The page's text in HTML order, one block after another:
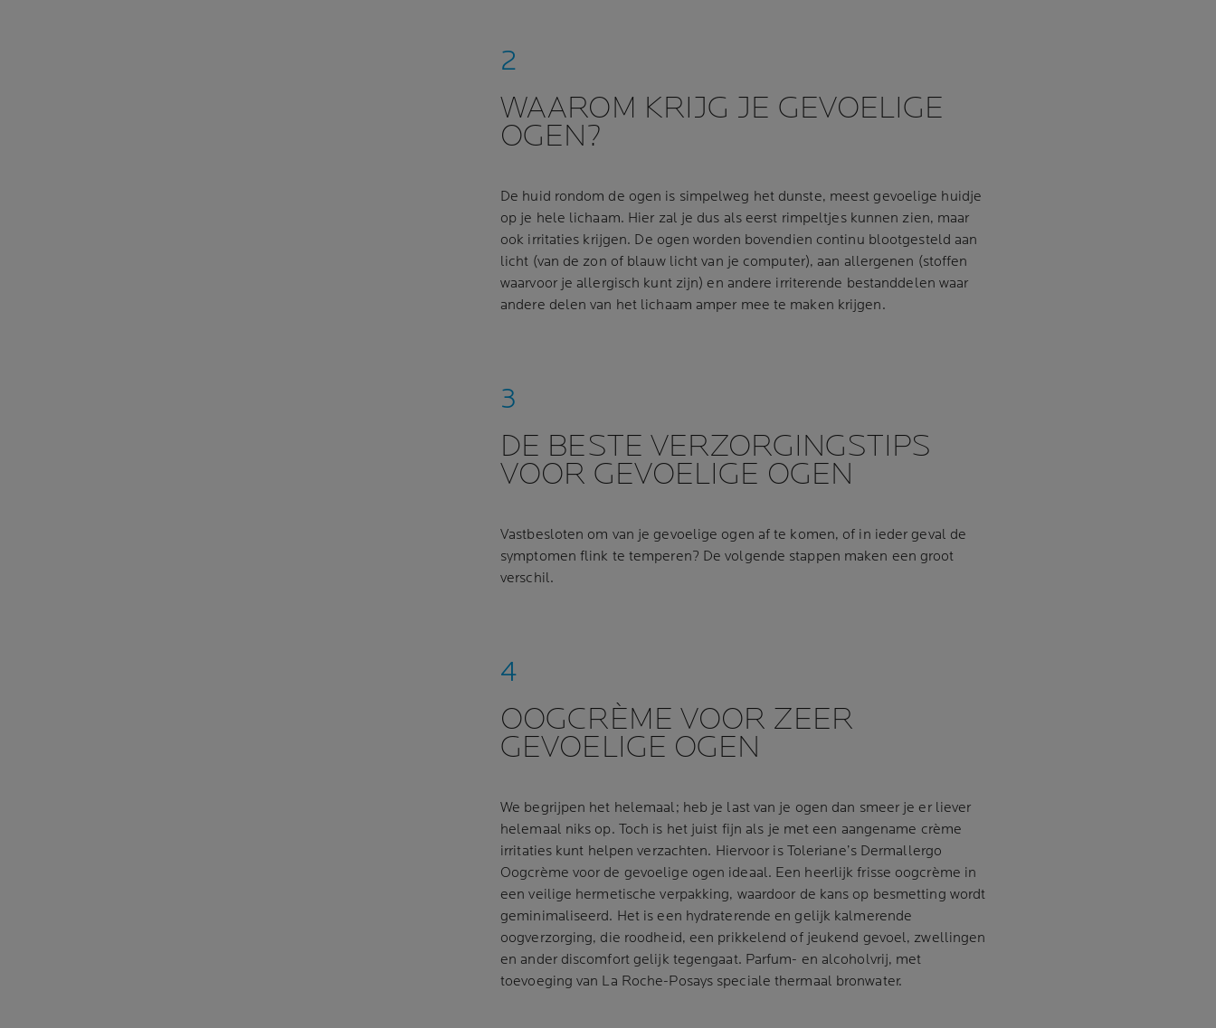
WAAROM KRIJG JE GEVOELIGE
OGEN?
De huid rondom de ogen is simpelweg het dunste, meest gevoelige huidje
op je hele lichaam. Hier zal je dus als eerst rimpeltjes kunnen zien, maar
ook irritaties krijgen. De ogen worden bovendien continu blootgesteld aan
licht (van de zon of blauw licht van je computer), aan allergenen (stoffen
waarvoor je allergisch kunt zijn) en andere irriterende bestanddelen waar
andere delen van het lichaam amper mee te maken krijgen.
DE BESTE VERZORGINGSTIPS
VOOR GEVOELIGE OGEN
Vastbesloten om van je gevoelige ogen af te komen, of in ieder geval de
symptomen flink te temperen? De volgende stappen maken een groot
verschil.
OOGCRÈME VOOR ZEER
GEVOELIGE OGEN
We begrijpen het helemaal; heb je last van je ogen dan smeer je er liever
helemaal niks op. Toch is het juist fijn als je met een aangename crème
irritaties kunt helpen verzachten. Hiervoor is Toleriane’s Dermallergo
Oogcrème voor de gevoelige ogen ideaal. Een heerlijk frisse oogcrème in
een veilige hermetische verpakking, waardoor de kans op besmetting wordt
geminimaliseerd. Het is een hydraterende en gelijk kalmerende
oogverzorging, die roodheid, een prikkelend of jeukend gevoel, zwellingen
en ander discomfort gelijk tegengaat. Parfum- en alcoholvrij, met
toevoeging van La Roche-Posays speciale thermaal bronwater.